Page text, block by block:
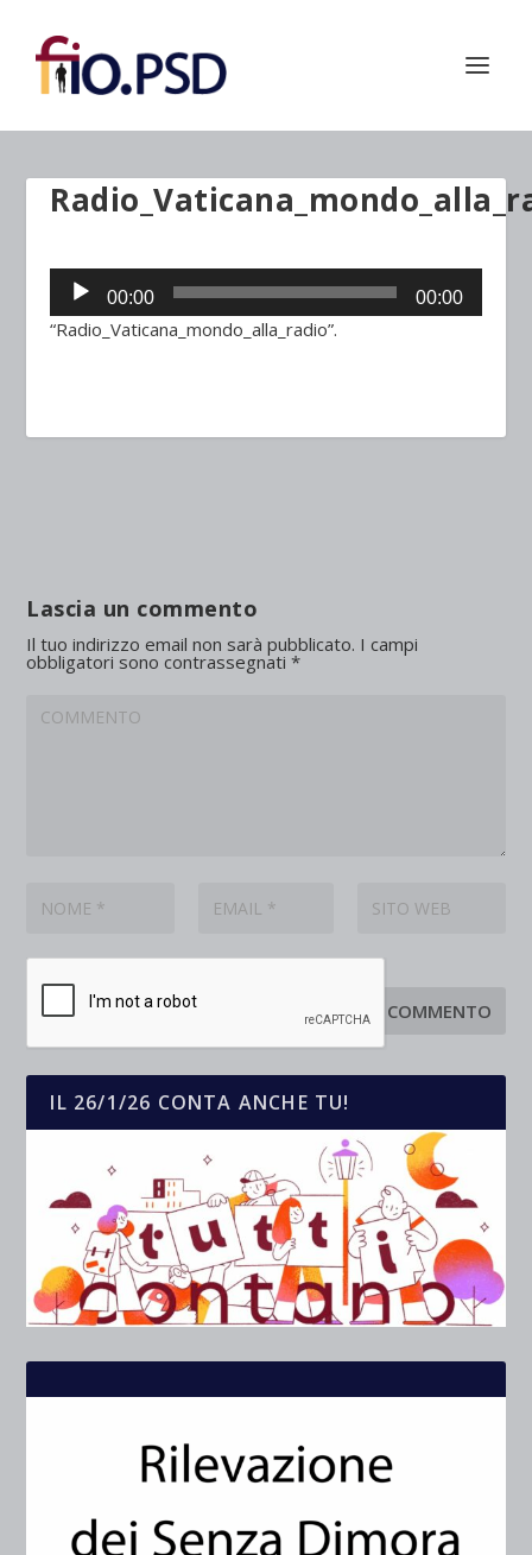
Audio
Player
00:00 00:00
“Radio_Vaticana_mondo_alla_radio”.
Lascia un commento
Il tuo indirizzo email non sarà pubblicato. I campi
obbligatori sono contrassegnati*
IL 26/1/26 CONTA ANCHE TU!